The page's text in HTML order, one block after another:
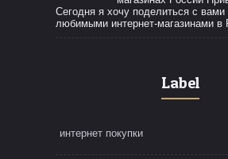
Сегодня я хочу поделиться с
любимыми интернет-магазинами в
Label
интернет покупки